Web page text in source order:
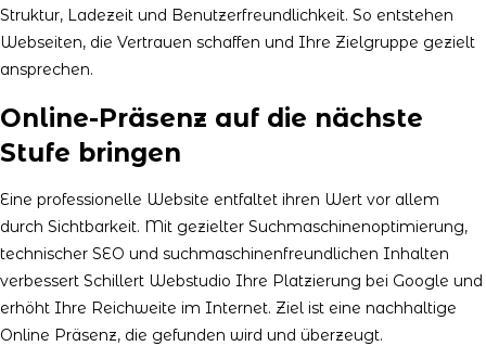
Struktur, Ladezeit und Benutzerfreundlichkeit. So entstehen
Webseiten, die Vertrauen schaffen und Ihre Zielgruppe gezielt
ansprechen.
Online-Präsenz auf die nächste
Stufe bringen
Eine professionelle Website entfaltet ihren Wert vor allem
durch Sichtbarkeit. Mit gezielter Suchmaschinenoptimierung,
technischer SEO und suchmaschinenfreundlichen Inhalten
verbessert Schillert Webstudio Ihre Platzierung bei Google und
erhöht Ihre Reichweite im Internet. Ziel ist eine nachhaltige
Online Präsenz, die gefunden wird und überzeugt.